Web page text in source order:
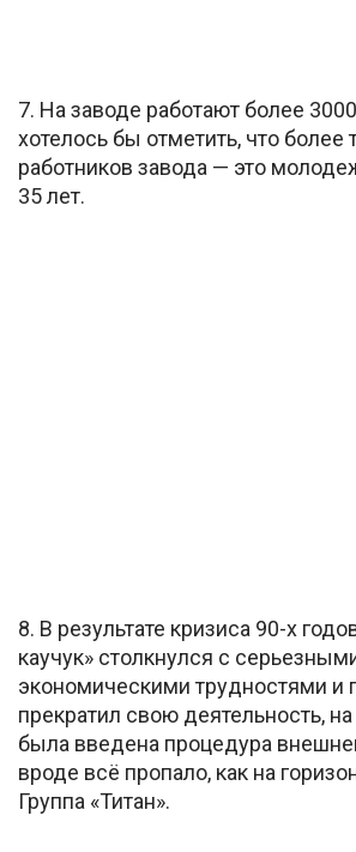
7. На заводе работают более
хотелось бы отметить, что более
работников завода — это
35 лет.
8. В результате кризиса 90-х
каучук» столкнулся с
экономическими трудностями и
прекратил свою деятельность,
была введена процедура
вроде всё пропало, как на
Группа «Титан».